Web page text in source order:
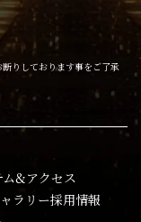
りしております事をご了承
ム&アクセス
ラリー採用情報